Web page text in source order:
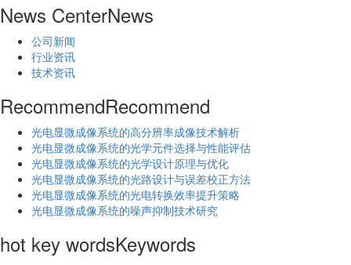
News CenterNews
公司新闻
行业资讯
技术资讯
RecommendRecommend
光电显微成像系统的高分辨率成像技术解析
​光电显微成像系统的光学元件选择与性能评估
光电显微成像系统的光学设计原理与优化
光电显微成像系统的光路设计与误差校正方法
光电显微成像系统的光电转换效率提升策略
光电显微成像系统的噪声抑制技术研究
hot key wordsKeywords